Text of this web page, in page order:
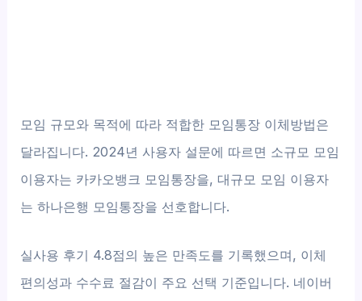
모임 규모와 목적에 따라 적합한 모임통장 이체방법은
달라집니다. 2024년 사용자 설문에 따르면 소규모 모임
이용자는 카카오뱅크 모임통장을, 대규모 모임 이용자
는 하나은행 모임통장을 선호합니다.
실사용 후기 4.8점의 높은 만족도를 기록했으며, 이체
편의성과 수수료 절감이 주요 선택 기준입니다. 네이버